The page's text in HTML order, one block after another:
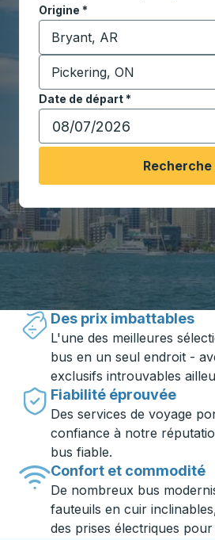
Origine *
Commencez à saisir la
Destination *
Commencez à saisir la
Date de départ*
Tapez la date au format date
Recherche
Voyager en toute
Trailways
Des prix imbattables
L'une des meilleures
bus en un seul endroit -
exclusifs introuvables
Fiabilité éprouvée
Des services de voyage
confiance à notre
bus fiable.
Confort et commodité
De nombreux bus
fauteuils en cuir
des prises électriques pour